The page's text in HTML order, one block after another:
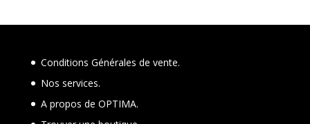
Conditions Générales de vente.
Nos services.
A propos de OPTIMA.